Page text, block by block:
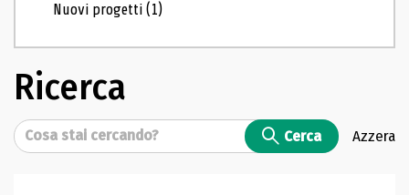
Nuovi progetti(1)
Ricerca
Cerca Cerca Azzera